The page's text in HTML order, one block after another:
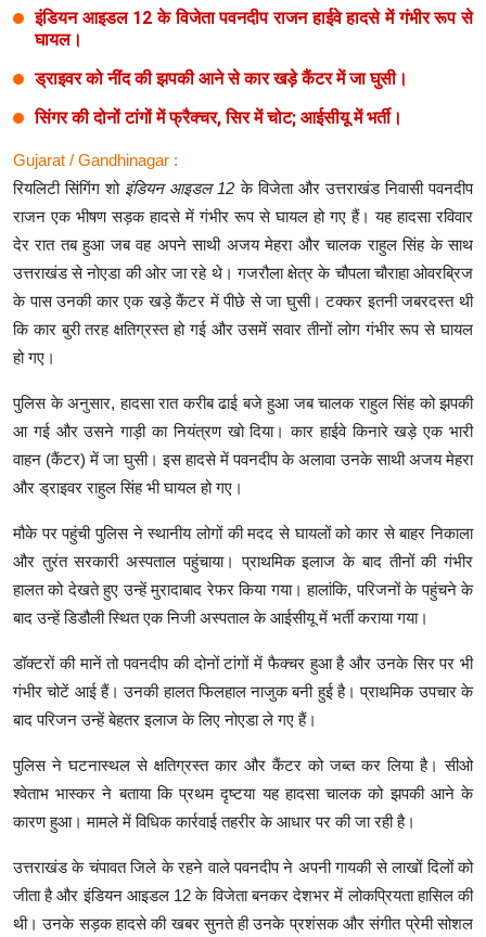
इंडियन आइडल 12 के विजेता पवनदीप राजन हाईवे हादसे में गंभीर रूप से
घायल।
ड्राइवर को नींद की झपकी आने से कार खड़े कैंटर में जा घुसी।
सिंगर की दोनों टांगों में फ्रैक्चर, सिर में चोट; आईसीयू में भर्ती।
Gujarat / Gandhinagar :
रियलिटी सिंगिंग शो इंडियन आइडल 12 के विजेता और उत्तराखंड निवासी पवनदीप
राजन एक भीषण सड़क हादसे में गंभीर रूप से घायल हो गए हैं। यह हादसा रविवार
देर रात तब हुआ जब वह अपने साथी अजय मेहरा और चालक राहुल सिंह के साथ
उत्तराखंड से नोएडा की ओर जा रहे थे। गजरौला क्षेत्र के चौपला चौराहा ओवरब्रिज
के पास उनकी कार एक खड़े कैंटर में पीछे से जा घुसी। टक्कर इतनी जबरदस्त थी
कि कार बुरी तरह क्षतिग्रस्त हो गई और उसमें सवार तीनों लोग गंभीर रूप से घायल
हो गए।
पुलिस के अनुसार, हादसा रात करीब ढाई बजे हुआ जब चालक राहुल सिंह को झपकी
आ गई और उसने गाड़ी का नियंत्रण खो दिया। कार हाईवे किनारे खड़े एक भारी
वाहन (कैंटर) में जा घुसी। इस हादसे में पवनदीप के अलावा उनके साथी अजय मेहरा
और ड्राइवर राहुल सिंह भी घायल हो गए।
मौके पर पहुंची पुलिस ने स्थानीय लोगों की मदद से घायलों को कार से बाहर निकाला
और तुरंत सरकारी अस्पताल पहुंचाया। प्राथमिक इलाज के बाद तीनों की गंभीर
हालत को देखते हुए उन्हें मुरादाबाद रेफर किया गया। हालांकि, परिजनों के पहुंचने के
बाद उन्हें डिडौली स्थित एक निजी अस्पताल के आईसीयू में भर्ती कराया गया।
डॉक्टरों की मानें तो पवनदीप की दोनों टांगों में फैक्चर हुआ है और उनके सिर पर भी
गंभीर चोटें आई हैं। उनकी हालत फिलहाल नाजुक बनी हुई है। प्राथमिक उपचार के
बाद परिजन उन्हें बेहतर इलाज के लिए नोएडा ले गए हैं।
पुलिस ने घटनास्थल से क्षतिग्रस्त कार और कैंटर को जब्त कर लिया है। सीओ
श्वेताभ भास्कर ने बताया कि प्रथम दृष्टया यह हादसा चालक को झपकी आने के
कारण हुआ। मामले में विधिक कार्रवाई तहरीर के आधार पर की जा रही है।
उत्तराखंड के चंपावत जिले के रहने वाले पवनदीप ने अपनी गायकी से लाखों दिलों को
जीता है और इंडियन आइडल 12 के विजेता बनकर देशभर में लोकप्रियता हासिल की
थी। उनके सड़क हादसे की खबर सुनते ही उनके प्रशंसक और संगीत प्रेमी सोशल